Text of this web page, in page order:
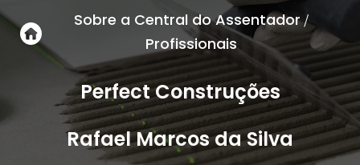
Sobre a Central do Assentador/
Profissionais
Perfect Construções
Rafael Marcos da Silva